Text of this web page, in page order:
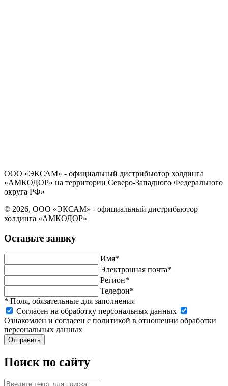
ООО «ЭКСАМ» - официальный дистрибьютор холдинга
«АМКОДОР» на территории Северо-Западного Федерального
округа РФ»
© 2026, ООО «ЭКСАМ» - официальный дистрибьютор
холдинга «АМКОДОР»
Оставьте заявку
Имя*
Электронная почта*
Регион*
Телефон*
* Поля, обязательные для заполнения
Cогласен на обработку персональных данных
Ознакомлен и согласен с политикой в отношении обработки
персональных данных
Отправить
Поиск по сайту